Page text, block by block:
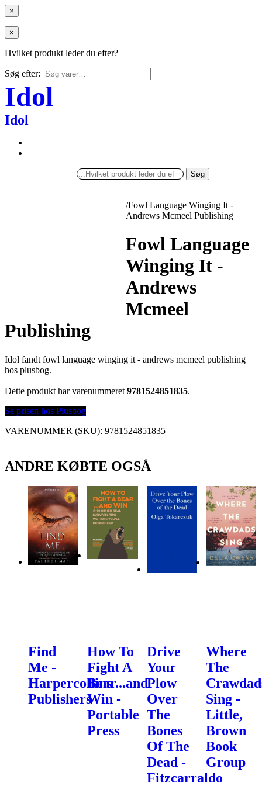
×
×
Hvilket produkt leder du efter?
Søg efter:
Idol
Idol
Søg
/Fowl Language Winging It -
Andrews Mcmeel Publishing
Fowl Language
Winging It -
Andrews
Mcmeel
Publishing
Idol fandt fowl language winging it - andrews mcmeel publishing
hos plusbog.
Dette produkt har varenummeret 9781524851835.
Se prisen hos Plusbog
VARENUMMER (SKU): 9781524851835
ANDRE KØBTE OGSÅ
Find
Me -
Harpercollins
Publishers
How To
Fight A
Bear...and
Win -
Portable
Press
Drive
Your
Plow
Over
The
Bones
Of The
Dead -
Fitzcarraldo
Where
The
Sing -
Little,
Brown
Book
Group